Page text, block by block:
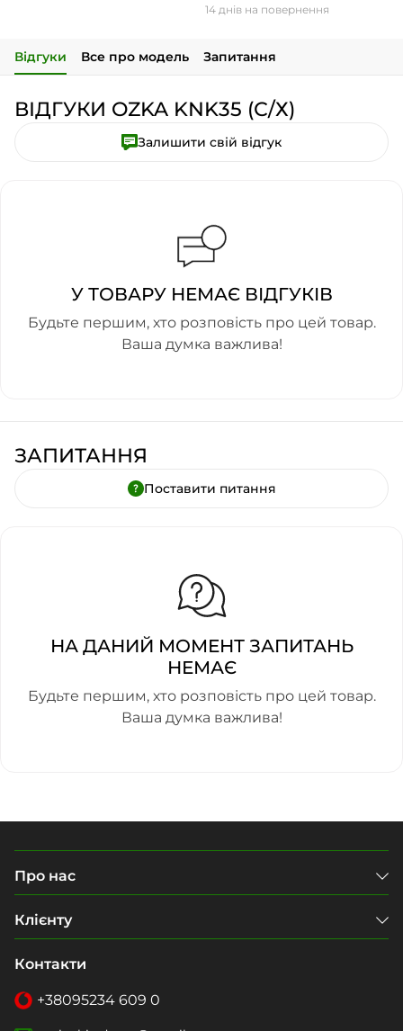
14 днів на повернення
Відгуки Все про модель Запитання
ВІДГУКИ OZKA KNK35 (С/Х)
Залишити свій відгук
У ТОВАРУ НЕМАЄ ВІДГУКІВ
Будьте першим, хто розповість про цей товар.
Ваша думка важлива!
ЗАПИТАННЯ
Поставити питання
НА ДАНИЙ МОМЕНТ ЗАПИТАНЬ
НЕМАЄ
Будьте першим, хто розповість про цей товар.
Ваша думка важлива!
Про нас
Клієнту
Контакти
+38095234 609 0